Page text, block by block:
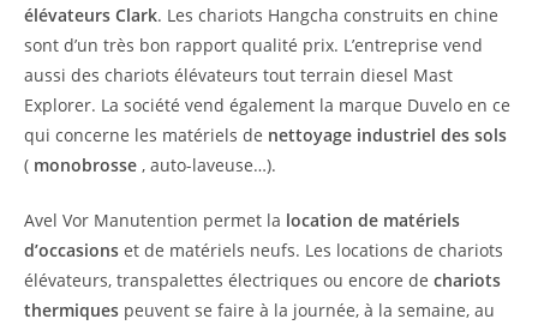
élévateurs Clark. Les chariots Hangcha construits en chine
sont d’un très bon rapport qualité prix. L’entreprise vend
aussi des chariots élévateurs tout terrain diesel Mast
Explorer. La société vend également la marque Duvelo en ce
qui concerne les matériels de nettoyage industriel des sols
( monobrosse , auto-laveuse…).
Avel Vor Manutention permet la location de matériels
d’occasions et de matériels neufs. Les locations de chariots
élévateurs, transpalettes électriques ou encore de chariots
thermiques peuvent se faire à la journée, à la semaine, au